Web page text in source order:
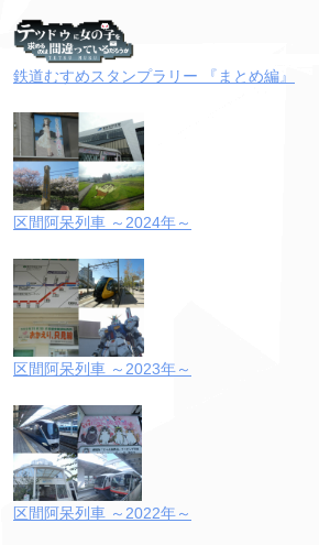
鉄道むすめスタンプラリー 『まとめ編』
区間阿呆列車 ～2024年～
区間阿呆列車 ～2023年～
区間阿呆列車 ～2022年～